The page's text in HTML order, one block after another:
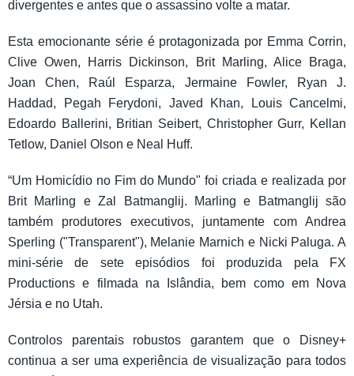
divergentes e antes que o assassino volte a matar.
Esta emocionante série é protagonizada por Emma Corrin,
Clive Owen, Harris Dickinson, Brit Marling, Alice Braga,
Joan Chen, Raúl Esparza, Jermaine Fowler, Ryan J.
Haddad, Pegah Ferydoni, Javed Khan, Louis Cancelmi,
Edoardo Ballerini, Britian Seibert, Christopher Gurr, Kellan
Tetlow, Daniel Olson e Neal Huff.
“Um Homicídio no Fim do Mundo" foi criada e realizada por
Brit Marling e Zal Batmanglij. Marling e Batmanglij são
também produtores executivos, juntamente com Andrea
Sperling ("Transparent"), Melanie Marnich e Nicki Paluga. A
mini-série de sete episódios foi produzida pela FX
Productions e filmada na Islândia, bem como em Nova
Jérsia e no Utah.
Controlos parentais robustos garantem que o Disney+
continua a ser uma experiência de visualização para todos